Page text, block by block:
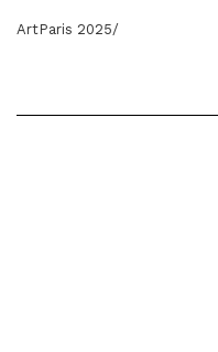
ArtParis 2025/